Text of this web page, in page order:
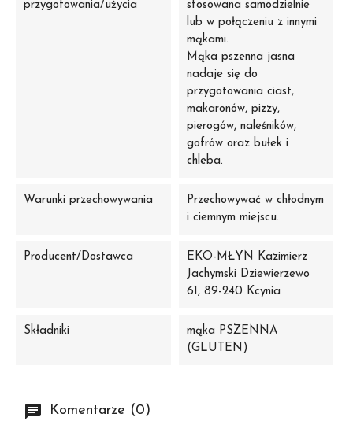
przygotowania/użycia
stosowana samodzielnie
lub w połączeniu z innymi
mąkami.
Mąka pszenna jasna
nadaje się do
przygotowania ciast,
makaronów, pizzy,
pierogów, naleśników,
gofrów oraz bułek i
chleba.
Warunki przechowywania
Przechowywać w chłodnym
i ciemnym miejscu.
Producent/Dostawca
EKO-MŁYN Kazimierz
Jachymski Dziewierzewo
61, 89-240 Kcynia
Składniki
mąka PSZENNA
(GLUTEN)
Komentarze (0)